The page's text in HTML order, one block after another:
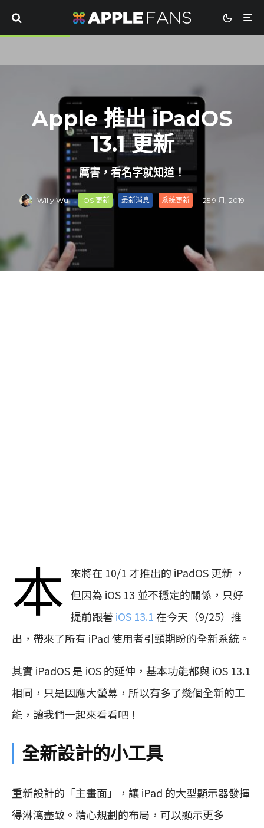
Apple 推出 iPadOS
13.1 更新
厲害，看名字就知道！
Willy Wu · iOS 更新 最新消息 系統更新 · 25 9 月, 2019
本 來將在 10/1 才推出的 iPadOS 更新 ，
但因為 iOS 13 並不穩定的關係，只好
提前跟著 iOS 13.1 在今天（9/25）推
出，帶來了所有 iPad 使用者引頸期盼的全新系統。
其實 iPadOS 是 iOS 的延伸，基本功能都與 iOS 13.1
相同，只是因應大螢幕，所以有多了幾個全新的工
能，讓我們一起來看看吧！
全新設計的小工具
重新設計的「主畫面」，讓 iPad 的大型顯示器發揮
得淋漓盡致。精心規劃的布局，可以顯示更多